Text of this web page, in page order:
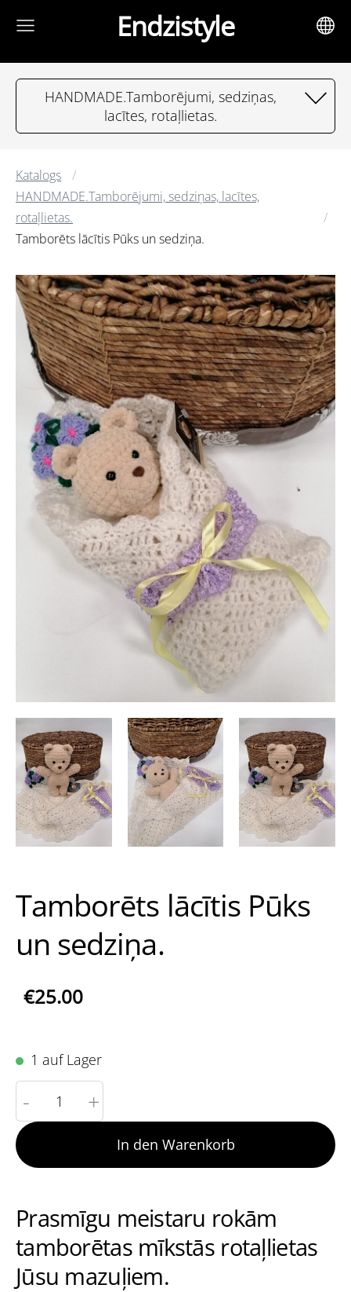
Endzistyle
HANDMADE.Tamborējumi, sedziņas,
lacītes, rotaļlietas.
Katalogs
HANDMADE.Tamborējumi, sedziņas, lacītes,
rotaļlietas.
Tamborēts lācītis Pūks un sedziņa.
Tamborēts lācītis Pūks
un sedziņa.
€25.00
1 auf Lager
- +
In den Warenkorb
Prasmīgu meistaru rokām
tamborētas mīkstās rotaļlietas
Jūsu mazuļiem.